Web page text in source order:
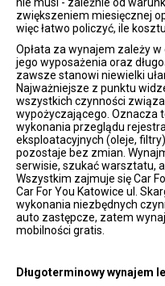
zwiększeniem miesięcznej
więc łatwo policzyć, ile
Opłata za wynajem zależy
jego wyposażenia oraz
zawsze stanowi niewielki
Najważniejsze z punktu
wszystkich czynności
wypożyczającego. Oznacza
wykonania przeglądu
eksploatacyjnych (oleje,
pozostaje bez zmian.
serwisie, szukać warsztatu,
Wszystkim zajmuje się Car
Car For You Katowice ul.
wykonania niezbędnych
auto zastępcze, zatem
mobilności gratis.
Długoterminowy wynajem